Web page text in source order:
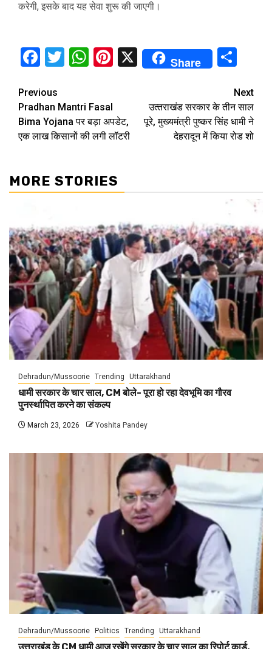
करेगी, इसके बाद यह सेवा शुरू की जाएगी।
Facebook
Twitter
WhatsApp
Pinterest
X Share
Continue
Reading
Previous
Pradhan Mantri Fasal
Bima Yojana पर बड़ा अपडेट,
एक लाख किसानों की लगी लॉटरी
Next
उत्‍तराखंड सरकार के तीन साल
पूरे, मुख्यमंत्री पुष्कर सिंह धामी ने
देहरादून में किया रोड शो
MORE STORIES
Dehradun/Mussoorie Trending Uttarakhand
धामी सरकार के चार साल, CM बोले- पूरा हो रहा देवभूमि का गौरव
पुनर्स्थापित करने का संकल्प
March 23, 2026 Yoshita Pandey
Dehradun/Mussoorie Politics Trending Uttarakhand